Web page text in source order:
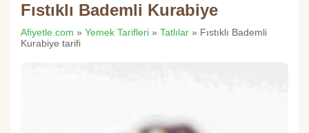
Fıstıklı Bademli Kurabiye
Afiyetle.com » Yemek Tarifleri » Tatlılar » Fıstıklı Bademli
Kurabiye tarifi